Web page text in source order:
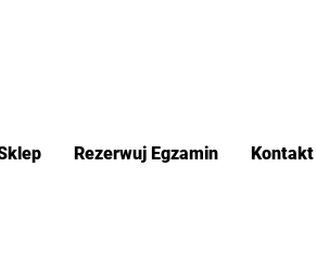
Rezerwuj Egzamin Kontakt